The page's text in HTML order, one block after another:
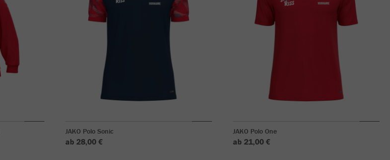
JAKO Polo Sonic
ab 28,00 €
JAKO Polo One
ab 21,00 €